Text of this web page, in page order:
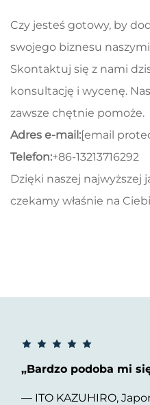
Czy jesteś gotowy, by
swojego biznesu
Skontaktuj się z nami
konsultację i wycenę.
zawsze chętnie pomoże.
Adres e-mail:[email
Telefon:+86-13213716292
Dzięki naszej najwyższej
czekamy właśnie na
„Bardzo podoba mi
— ITO KAZUHIRO,